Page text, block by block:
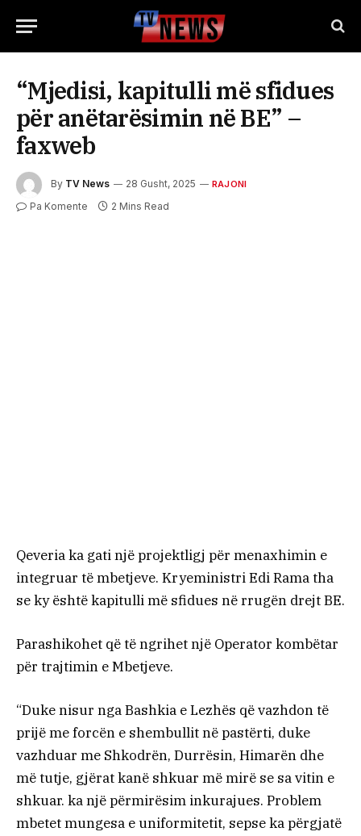
“Mjedisi, kapitulli më sfidues
për anëtarësimin në BE” –
faxweb
By TV News 28 Gusht, 2025 RAJONI
Pa Komente 2 Mins Read
Qeveria ka gati një projektligj për menaxhimin e
integruar të mbetjeve. Kryeministri Edi Rama tha
se ky është kapitulli më sfidues në rrugën drejt BE.
Parashikohet që të ngrihet një Operator kombëtar
për trajtimin e Mbetjeve.
“Duke nisur nga Bashkia e Lezhës që vazhdon të
prijë me forcën e shembullit në pastërti, duke
vazhduar me Shkodrën, Durrësin, Himarën dhe
më tutje, gjërat kanë shkuar më mirë se sa vitin e
shkuar. ka një përmirësim inkurajues. Problem
mbetet mungesa e uniformitetit, sepse ka përgjatë